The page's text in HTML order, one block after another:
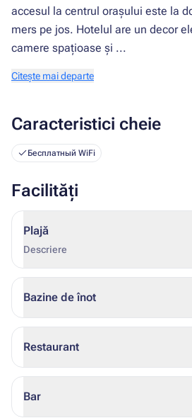
accesul la centrul orașului este la
mers pe jos. Hotelul are un decor
camere spațioase și ...
Citește mai departe
Caracteristici cheie
Бесплатный WiFi
Facilități
Plajă
Descriere
Bazine de înot
Restaurant
Bar